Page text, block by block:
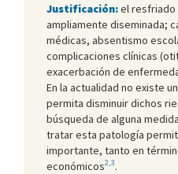
Justificación:el resfriado
ampliamente diseminada;
médicas, absentismo
complicaciones clínicas
exacerbación de
En la actualidad no existe
permita disminuir dichos
búsqueda de alguna
tratar esta patología
importante, tanto en
económicos2,3.